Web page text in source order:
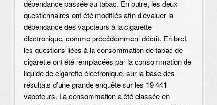
dépendance passée au tabac. En outre, les deux
questionnaires ont été modifiés afin d’évaluer la
dépendance des vapoteurs à la cigarette
électronique, comme précédemment décrit. En bref,
les questions liées à la consommation de tabac de
cigarette ont été remplacées par la consommation de
liquide de cigarette électronique, sur la base des
résultats d’une grande enquête sur les 19 441
vapoteurs. La consommation a été classée en